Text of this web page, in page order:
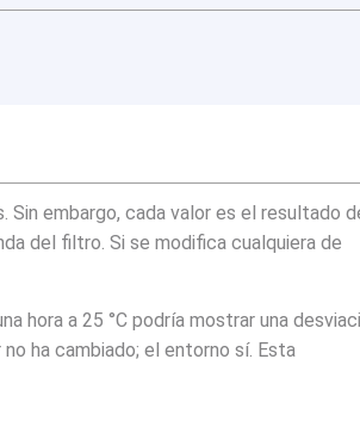
embargo, cada valor es el resultado
del filtro. Si se modifica cualquiera de
hora a 25 °C podría mostrar una
ha cambiado; el entorno sí. Esta